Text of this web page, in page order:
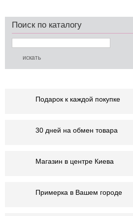
Поиск по каталогу
Подарок к каждой покупке
30 дней на обмен товара
Магазин в центре Киева
Примерка в Вашем городе